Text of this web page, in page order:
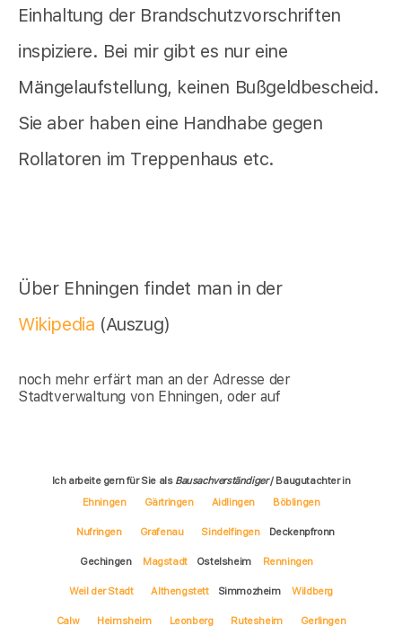
Einhaltung der Brandschutzvorschriften
inspiziere. Bei mir gibt es nur eine
Mängelaufstellung, keinen Bußgeldbescheid.
Sie aber haben eine Handhabe gegen
Rollatoren im Treppenhaus etc.
Über Ehningen findet man in der
Wikipedia (Auszug)
noch mehr erfärt man an der Adresse der
Stadtverwaltung von Ehningen, oder auf
Ich arbeite gern für Sie als Bausachverständiger/ Baugutachter in
Ehningen
Gärtringen Aidlingen Böblingen
Nufringen Grafenau Sindelfingen Deckenpfronn
Gechingen Magstadt Ostelsheim Renningen
Weil der Stadt Althengstett Simmozheim Wildberg
Calw Heimsheim Leonberg Rutesheim Gerlingen